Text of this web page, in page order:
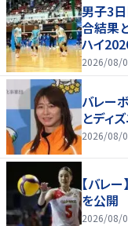
男子3日
合結果
ハイ
2026/08/
バレー
とディ
2026/08/
【バレ
を公開
2026/08/